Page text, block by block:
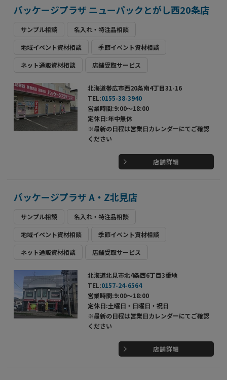
パッケージプラザ ニューパックとがし西20条店
サンプル相談 名入れ・特注品相談
地域イベント資材相談 季節イベント資材相談
ネット通販資材相談 店舗受取サービス
北海道帯広市西20条南4丁目31-16
TEL:0155-38-3940
営業時間:9:00～18:00
定休日:年中無休
※最新の日程は営業日カレンダーにてご確認
ください
店舗詳細
パッケージプラザ A・Z北見店
サンプル相談 名入れ・特注品相談
地域イベント資材相談 季節イベント資材相談
ネット通販資材相談 店舗受取サービス
北海道北見市北4条西6丁目3番地
TEL:0157-24-6564
営業時間:9:00～18:00
定休日:土曜日・日曜日・祝日
※最新の日程は営業日カレンダーにてご確認
ください
店舗詳細